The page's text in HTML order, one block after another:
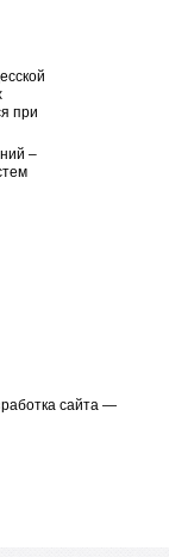
при
–
cайта —